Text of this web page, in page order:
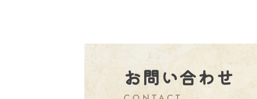
お問い合わせ